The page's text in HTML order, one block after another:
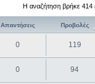
Η αναζήτηση βρήκε 414
Απαντήσεις Προβολές
0 119
0 94